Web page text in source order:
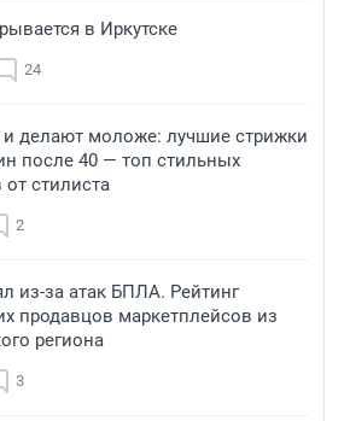
в Иркутске
24
делают моложе: лучшие стрижки
после 40 — топ стильных
от стилиста
2
из-за атак БПЛА. Рейтинг
продавцов маркетплейсов из
региона
3